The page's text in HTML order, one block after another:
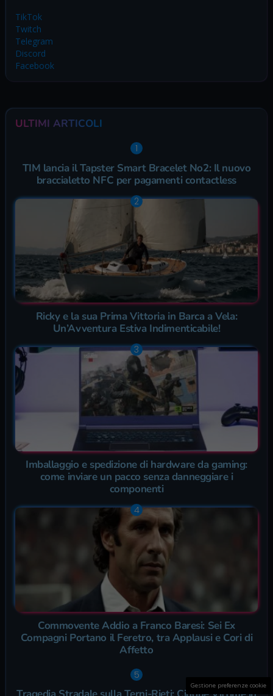
TikTok
Twitch
Telegram
Discord
Facebook
ULTIMI ARTICOLI
TIM lancia il Tapster Smart Bracelet No2: Il nuovo
braccialetto NFC per pagamenti contactless
Ricky e la sua Prima Vittoria in Barca a Vela:
Un’Avventura Estiva Indimenticabile!
Imballaggio e spedizione di hardware da gaming:
come inviare un pacco senza danneggiare i
componenti
Commovente Addio a Franco Baresi: Sei Ex
Compagni Portano il Feretro, tra Applausi e Cori di
Affetto
Gestione preferenze cookie